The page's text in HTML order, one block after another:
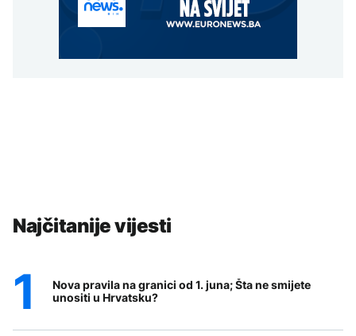
Najčitanije vijesti
Nova pravila na granici od 1. juna; Šta ne smijete
unositi u Hrvatsku?